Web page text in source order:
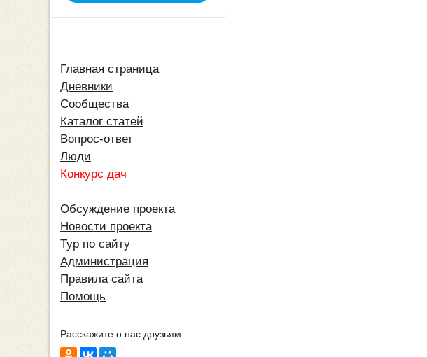
Главная страница
Дневники
Сообщества
Каталог статей
Вопрос-ответ
Люди
Конкурс дач
Обсуждение проекта
Новости проекта
Тур по сайту
Администрация
Правила сайта
Помощь
Расскажите о нас друзьям: